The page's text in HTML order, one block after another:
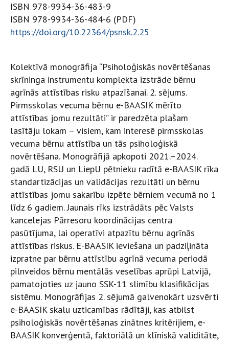
ISBN 978-9934-36-483-9
ISBN 978-9934-36-484-6 (PDF)
https://doi.org/10.22364/psnsk.2.25
Kolektīvā monogrāfija “Psiholoģiskās novērtēšanas
skrīninga instrumentu komplekta izstrāde bērnu
agrīnās attīstības risku atpazīšanai. 2. sējums.
Pirmsskolas vecuma bērnu e-BAASIK mērīto
attīstības jomu rezultāti” ir paredzēta plašam
lasītāju lokam – visiem, kam interesē pirmsskolas
vecuma bērnu attīstība un tās psiholoģiskā
novērtēšana. Monogrāfijā apkopoti 2021.–2024.
gadā LU, RSU un LiepU pētnieku radītā e-BAASIK rīka
standartizācijas un validācijas rezultāti un bērnu
attīstības jomu sakarību izpēte bērniem vecumā no 1
līdz 6 gadiem. Jaunais rīks izstrādāts pēc Valsts
kancelejas Pārresoru koordinācijas centra
pasūtījuma, lai operatīvi atpazītu bērnu agrīnās
attīstības riskus. E-BAASIK ieviešana un padziļināta
izpratne par bērnu attīstību agrīnā vecuma periodā
pilnveidos bērnu mentālās veselības aprūpi Latvijā,
pamatojoties uz jauno SSK-11 slimību klasifikācijas
sistēmu. Monogrāfijas 2. sējumā galvenokārt uzsvērti
e-BAASIK skalu uzticamības rādītāji, kas atbilst
psiholoģiskās novērtēšanas zinātnes kritērijiem, e-
BAASIK konverģentā, faktoriālā un klīniskā validitāte,